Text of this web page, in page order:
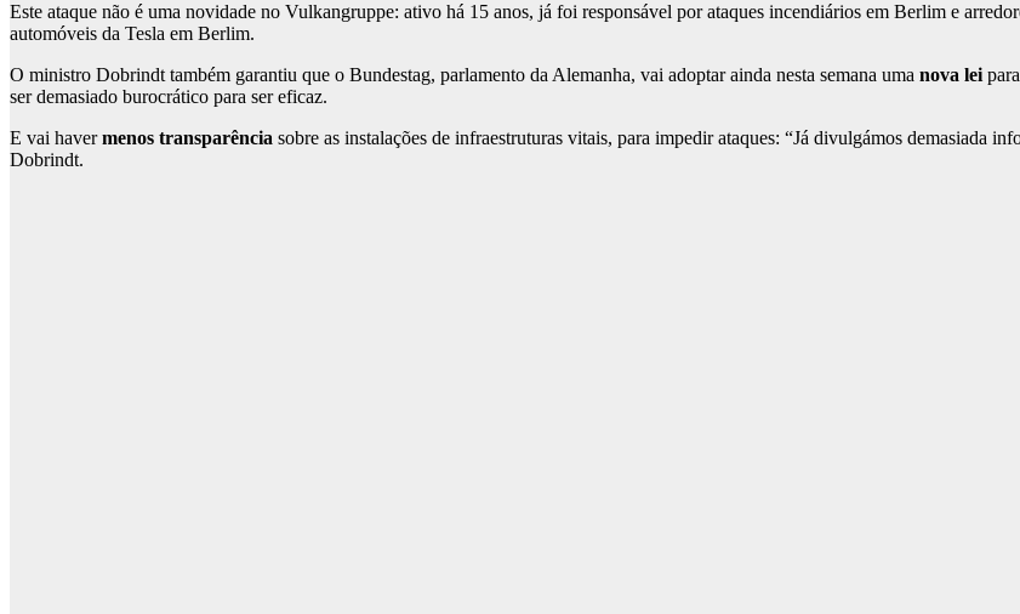
Este ataque não é uma novidade no Vulkangruppe: ativo há 15 anos, já foi responsável por ataques incendiários em Berlim e
automóveis da Tesla em Berlim.
O ministro Dobrindt também garantiu que o Bundestag, parlamento da Alemanha, vai adoptar ainda nesta semana uma nova lei
ser demasiado burocrático para ser eficaz.
E vai havermenos transparência sobre as instalações de infraestruturas vitais, para impedir ataques: “Já divulgámos demasiada
Dobrindt.